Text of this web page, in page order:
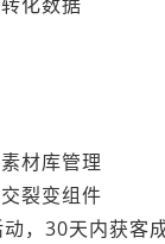
材库管理
裂变组件
，30天内获客